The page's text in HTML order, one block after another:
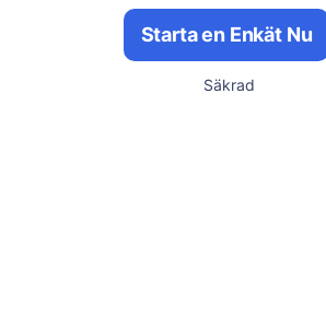
Starta en Enkät Nu
Säkrad